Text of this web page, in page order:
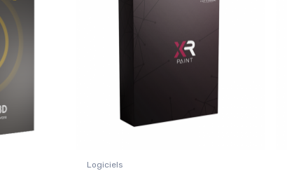
Logiciels